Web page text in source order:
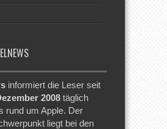
informiert die Leser seit
2008 täglich
rund um Apple. Der
liegt bei den